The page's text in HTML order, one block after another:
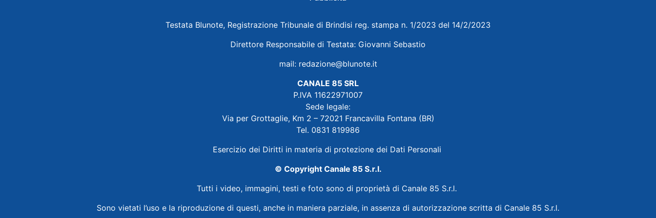
Testata Blunote, Registrazione Tribunale di Brindisi reg. stampa n. 1/2023 del 14/2/2023
Direttore Responsabile di Testata: Giovanni Sebastio
mail: redazione@blunote.it
CANALE 85 SRL
P.IVA 11622971007
Sede legale:
Via per Grottaglie, Km 2 – 72021 Francavilla Fontana (BR)
Tel. 0831 819986
Esercizio dei Diritti in materia di protezione dei Dati Personali
© Copyright Canale 85 S.r.l.
Tutti i video, immagini, testi e foto sono di proprietà di Canale 85 S.r.l.
Sono vietati l’uso e la riproduzione di questi, anche in maniera parziale, in assenza di autorizzazione scritta di Canale 85 S.r.l.